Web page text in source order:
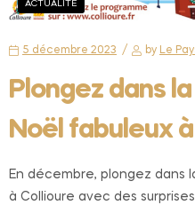
ACTUALITÉ
5 décembre 2023 by Le
Plongez dans
Noël fabuleux
En décembre, plongez dans
à Collioure avec des